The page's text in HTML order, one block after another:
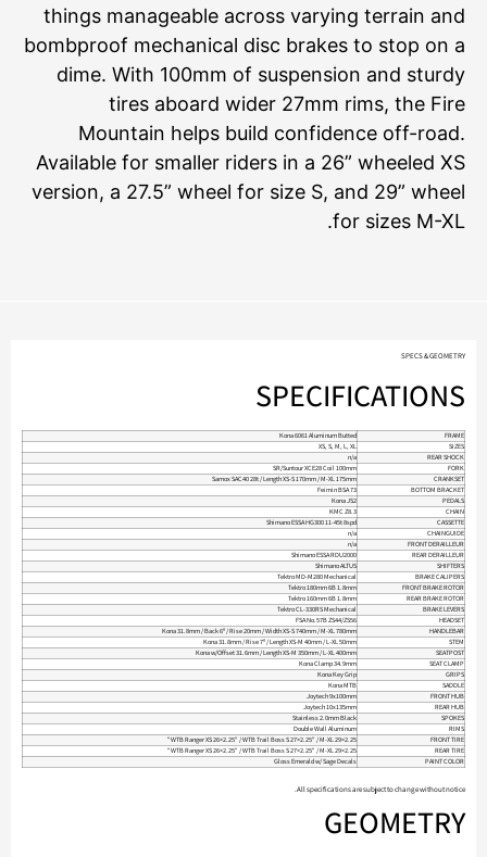
things manageable across varying terrain and
bombproof mechanical disc brakes to stop on a
dime. With 100mm of suspension and sturdy
tires aboard wider 27mm rims, the Fire
Mountain helps build confidence off-road.
Available for smaller riders in a 26” wheeled XS
version, a 27.5” wheel for size S, and 29” wheel
for sizes M-XL.
SPECS & GEOMETRY
SPECIFICATIONS
FRAME
Kona 6061 Aluminum Butted
SIZES
XS, S, M, L, XL
REAR SHOCK
n/a
FORK
SR/Suntour XCE28 Coil 100mm
CRANKSET
Samox SAC40 28t / Length XS-S 170mm / M-XL 175mm
BOTTOM BRACKET
Feimin BSA 73
PEDALS
Kona JS2
CHAIN
KMC Z8.3
CASSETTE
Shimano ESSA HG300 11-45t 8spd
CHAINGUIDE
n/a
FRONT DERAILLEUR
n/a
REAR DERAILLEUR
Shimano ESSA RDU2000
SHIFTERS
Shimano ALTUS
BRAKE CALIPERS
Tektro MD-M280 Mechanical
FRONT BRAKE ROTOR
Tektro 180mm 6B 1.8mm
REAR BRAKE ROTOR
Tektro 160mm 6B 1.8mm
BRAKE LEVERS
Tektro CL-330RS Mechanical
HEADSET
FSA No.57B ZS44/ZS56
HANDLEBAR
Kona 31.8mm / Back 6º / Rise 20mm / Width XS-S 740mm / M-XL 780mm
STEM
Kona 31.8mm / Rise 7º / Length XS-M 40mm / L-XL 50mm
SEATPOST
Kona w/Offset 31.6mm / Length XS-M 350mm / L-XL 400mm
SEAT CLAMP
Kona Clamp 34.9mm
GRIPS
Kona Key Grip
SADDLE
Kona MTB
FRONT HUB
Joytech 9x100mm
REAR HUB
Joytech 10x135mm
SPOKES
Stainless 2.0mm Black
RIMS
Double Wall Aluminum
FRONT TIRE
WTB Ranger XS 26×2.25" / WTB Trail Boss S 27×2.25" / M-XL 29×2.25"
REAR TIRE
WTB Ranger XS 26×2.25" / WTB Trail Boss S 27×2.25" / M-XL 29×2.25"
PAINT COLOR
Gloss Emerald w/ Sage Decals
All specifications are subject to change without notice.
GEOMETRY